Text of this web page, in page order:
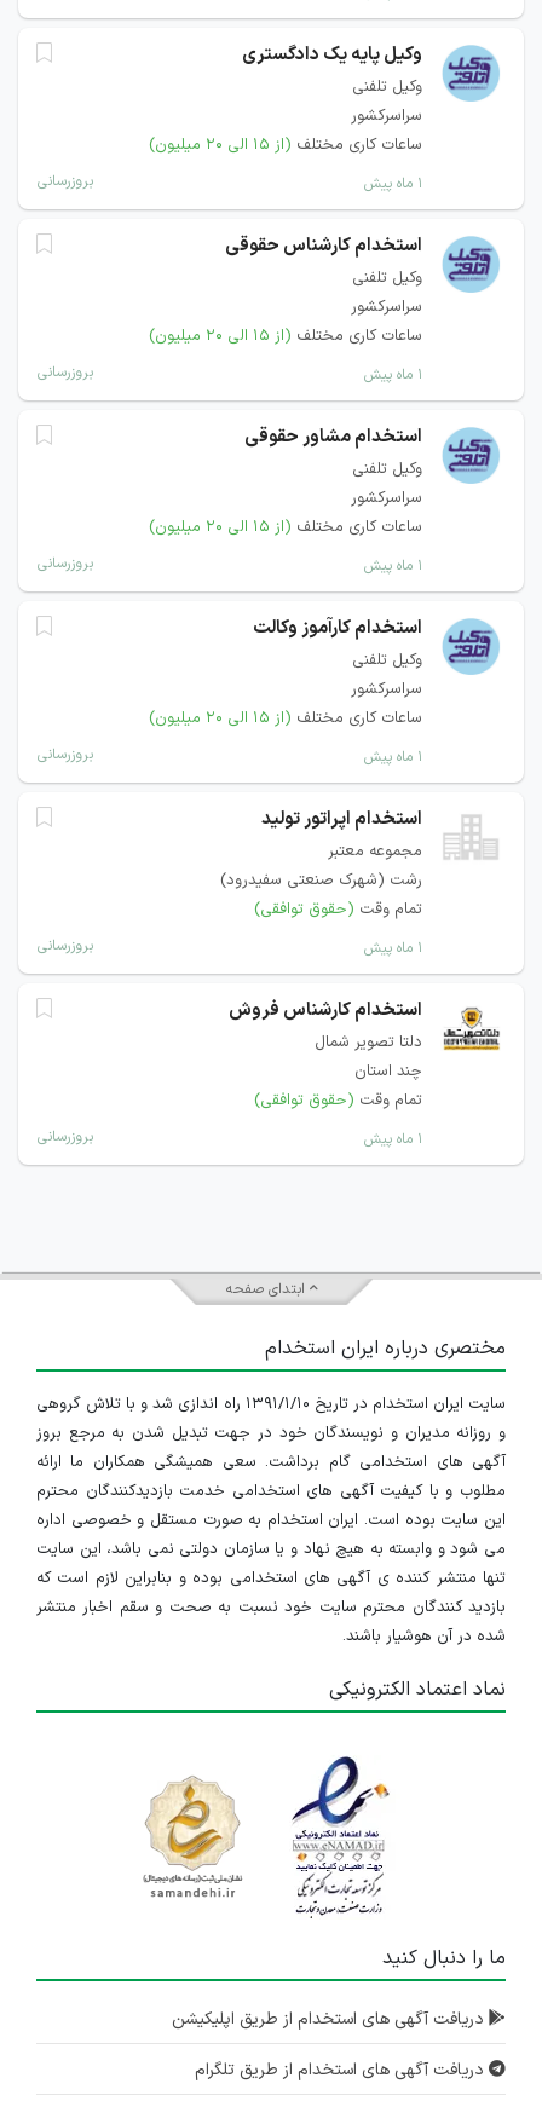
وکیل پایه یک دادگستری
وکیل تلفنی
سراسرکشور
ساعات کاری مختلف (از ۱۵ الی ۲۰ میلیون)
۱ ماه پیش بروزرسانی
استخدام کارشناس حقوقی
وکیل تلفنی
سراسرکشور
ساعات کاری مختلف (از ۱۵ الی ۲۰ میلیون)
۱ ماه پیش بروزرسانی
استخدام مشاور حقوقی
وکیل تلفنی
سراسرکشور
ساعات کاری مختلف (از ۱۵ الی ۲۰ میلیون)
۱ ماه پیش بروزرسانی
استخدام کارآموز وکالت
وکیل تلفنی
سراسرکشور
ساعات کاری مختلف (از ۱۵ الی ۲۰ میلیون)
۱ ماه پیش بروزرسانی
استخدام اپراتور تولید
مجموعه معتبر
رشت (شهرک صنعتی سفیدرود)
تمام وقت (حقوق توافقی)
۱ ماه پیش بروزرسانی
استخدام کارشناس فروش
دلتا تصویر شمال
چند استان
تمام وقت (حقوق توافقی)
۱ ماه پیش بروزرسانی
ابتدای صفحه
مختصری درباره ایران استخدام
سایت ایران استخدام در تاریخ ۱۳۹۱/۱/۱۰ راه اندازی شد و با تلاش گروهی
و روزانه مدیران و نویسندگان خود در جهت تبدیل شدن به مرجع بروز
آگهی های استخدامی گام برداشت. سعی همیشگی همکاران ما ارائه
مطلوب و با کیفیت آگهی های استخدامی خدمت بازدیدکنندگان محترم
این سایت بوده است. ایران استخدام به صورت مستقل و خصوصی اداره
می شود و وابسته به هیچ نهاد و یا سازمان دولتی نمی باشد، این سایت
تنها منتشر کننده ی آگهی های استخدامی بوده و بنابراین لازم است که
بازدید کنندگان محترم سایت خود نسبت به صحت و سقم اخبار منتشر
شده در آن هوشیار باشند.
نماد اعتماد الکترونیکی
ما را دنبال کنید
دریافت آگهی های استخدام از طریق اپلیکیشن
دریافت آگهی های استخدام از طریق تلگرام